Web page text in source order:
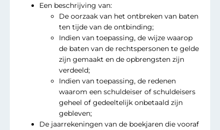
Een beschrijving van:
De oorzaak van het ontbreken van baten
ten tijde van de ontbinding;
Indien van toepassing, de wijze waarop
de baten van de rechtspersonen te gelde
zijn gemaakt en de opbrengsten zijn
verdeeld;
Indien van toepassing, de redenen
waarom een schuldeiser of schuldeisers
geheel of gedeeltelijk onbetaald zijn
gebleven;
De jaarrekeningen van de boekjaren die vooraf